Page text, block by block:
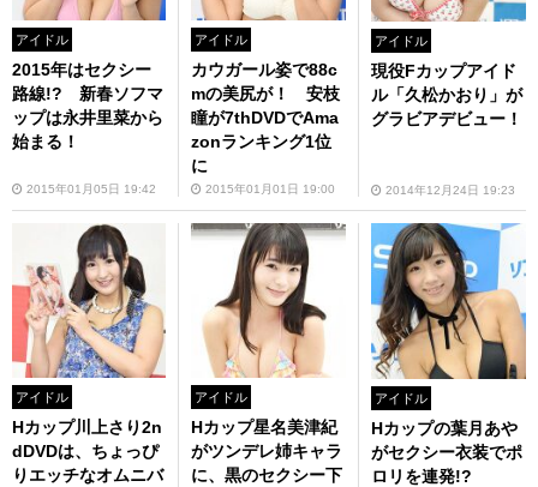
アイドル
2015年はセクシー
路線!? 新春ソフマ
ップは永井里菜から
始まる！
2015年01月05日 19:42
アイドル
カウガール姿で88c
mの美尻が！ 安枝
瞳が7thDVDでAma
zonランキング1位
に
2015年01月01日 19:00
アイドル
現役Fカップアイド
ル「久松かおり」が
グラビアデビュー！
2014年12月24日 19:23
アイドル
Hカップ川上さり2n
dDVDは、ちょっぴ
りエッチなオムニバ
アイドル
Hカップ星名美津紀
がツンデレ姉キャラ
に、黒のセクシー下
アイドル
Hカップの葉月あや
がセクシー衣装でポ
ロリを連発!?